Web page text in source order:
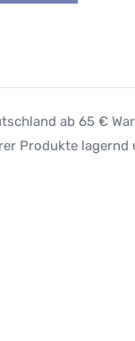
ab 65 €
Produkte